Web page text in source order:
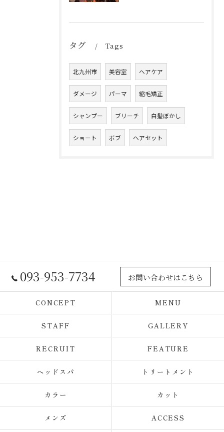
タグ Tags
北九州市 美容室 ヘアケア
ダメージ パーマ 縮毛矯正
シャンプー ブリーチ 白髪ぼかし
ショート ボブ ヘアセット
093-953-7734 お問い合わせはこちら
CONCEPT MENU
STAFF GALLERY
RECRUIT FEATURE
ヘッドスパ トリートメント
カラー カット
メンズ ACCESS